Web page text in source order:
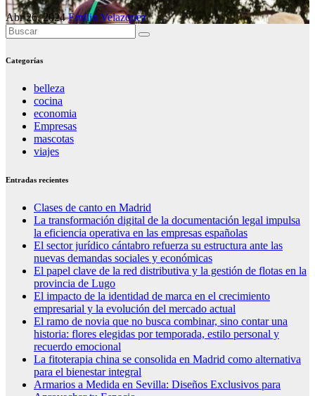
Abr 26, 2024Emilio Velazquez
Categorías
belleza
cocina
economia
Empresas
mascotas
viajes
Entradas recientes
Clases de canto en Madrid
La transformación digital de la documentación legal impulsa
la eficiencia operativa en las empresas españolas
El sector jurídico cántabro refuerza su estructura ante las
nuevas demandas sociales y económicas
El papel clave de la red distributiva y la gestión de flotas en la
provincia de Lugo
El impacto de la identidad de marca en el crecimiento
empresarial y la evolución del mercado actual
El ramo de novia que no busca combinar, sino contar una
historia: flores elegidas por temporada, estilo personal y
recuerdo emocional
La fitoterapia china se consolida en Madrid como alternativa
para el bienestar integral
Armarios a Medida en Sevilla: Diseños Exclusivos para